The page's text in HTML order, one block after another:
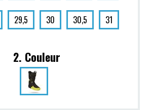
29,5 30 30,5 31
2. Couleur